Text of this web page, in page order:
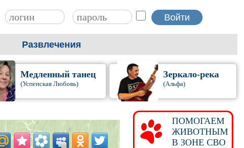
Развлечения
Медленный танец
(Успенская Любовь)
Зеркало-река
(Альфа)
ПОМОГАЕМ
ЖИВОТНЫМ
В ЗОНЕ СВО